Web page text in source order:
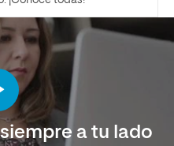
a tu lado